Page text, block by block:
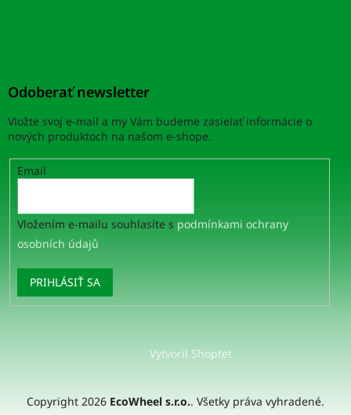
Odoberať newsletter
Vložte svoj e-mail a my Vám budeme zasielať informácie o
nových produktoch na našom e-shope.
Email
Vložením e-mailu souhlasíte s podmínkami ochrany
osobních údajů
PRIHLÁSIŤ SA
Vytvoril Shoptet
Copyright 2026 EcoWheel s.r.o.. Všetky práva vyhradené.